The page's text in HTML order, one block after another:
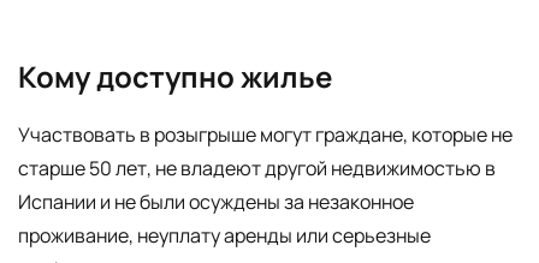
Кому доступно жилье
Участвовать в розыгрыше могут граждане, которые не
старше 50 лет, не владеют другой недвижимостью в
Испании и не были осуждены за незаконное
проживание, неуплату аренды или серьезные